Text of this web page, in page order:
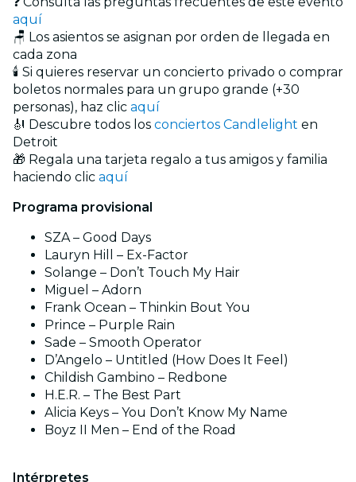
aquí
🪑 Los asientos se asignan por orden de llegada en
cada zona
🕯️ Si quieres reservar un concierto privado o comprar
boletos normales para un grupo grande (+30
personas), haz clic aquí
🎻 Descubre todos los conciertos Candlelight en
Detroit
🎁 Regala una tarjeta regalo a tus amigos y familia
haciendo clic aquí
Programa provisional
SZA – Good Days
Lauryn Hill – Ex-Factor
Solange – Don’t Touch My Hair
Miguel – Adorn
Frank Ocean – Thinkin Bout You
Prince – Purple Rain
Sade – Smooth Operator
D’Angelo – Untitled (How Does It Feel)
Childish Gambino – Redbone
H.E.R. – The Best Part
Alicia Keys – You Don’t Know My Name
Boyz II Men – End of the Road
Intérpretes